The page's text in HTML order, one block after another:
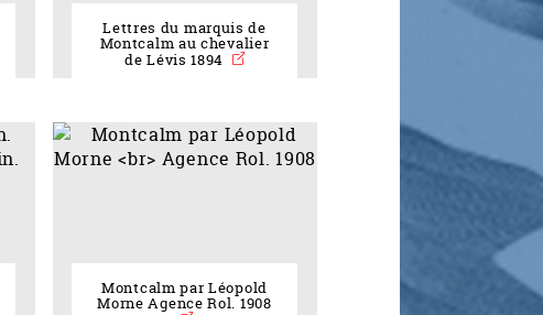
Lettres du marquis de
Montcalm au chevalier
de Lévis 1894
Montcalm par Léopold
Morne Agence Rol. 1908